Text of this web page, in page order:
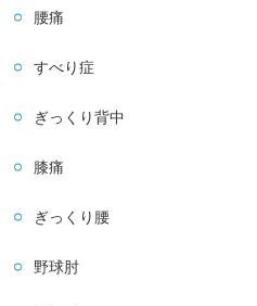
腰痛
すべり症
ぎっくり背中
膝痛
ぎっくり腰
野球肘